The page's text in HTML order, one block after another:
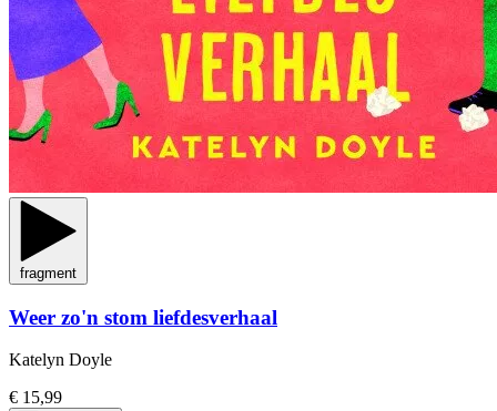
fragment
Weer zo'n stom liefdesverhaal
Katelyn Doyle
€ 15,99